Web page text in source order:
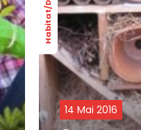
Habitat/Déco
14 Mai 2016